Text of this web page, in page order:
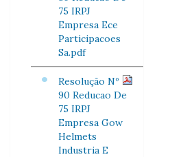
75 IRPJ
Empresa Ece
Participacoes
Sa.pdf
Resolução Nº
90 Reducao De
75 IRPJ
Empresa Gow
Helmets
Industria E